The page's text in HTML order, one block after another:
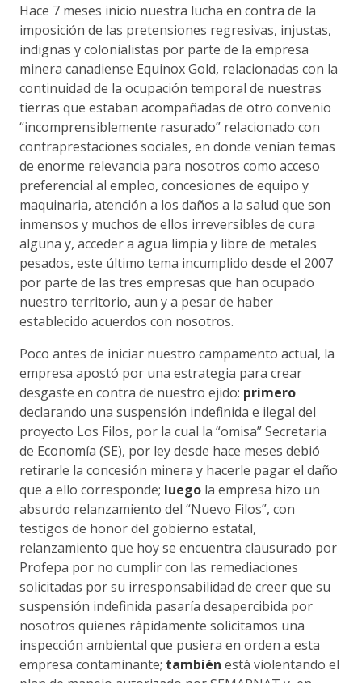
Hace 7 meses inicio nuestra lucha en contra de la
imposición de las pretensiones regresivas, injustas,
indignas y colonialistas por parte de la empresa
minera canadiense Equinox Gold, relacionadas con la
continuidad de la ocupación temporal de nuestras
tierras que estaban acompañadas de otro convenio
“incomprensiblemente rasurado” relacionado con
contraprestaciones sociales, en donde venían temas
de enorme relevancia para nosotros como acceso
preferencial al empleo, concesiones de equipo y
maquinaria, atención a los daños a la salud que son
inmensos y muchos de ellos irreversibles de cura
alguna y, acceder a agua limpia y libre de metales
pesados, este último tema incumplido desde el 2007
por parte de las tres empresas que han ocupado
nuestro territorio, aun y a pesar de haber
establecido acuerdos con nosotros.
Poco antes de iniciar nuestro campamento actual, la
empresa apostó por una estrategia para crear
desgaste en contra de nuestro ejido: primero
declarando una suspensión indefinida e ilegal del
proyecto Los Filos, por la cual la “omisa” Secretaria
de Economía (SE), por ley desde hace meses debió
retirarle la concesión minera y hacerle pagar el daño
que a ello corresponde; luego la empresa hizo un
absurdo relanzamiento del “Nuevo Filos”, con
testigos de honor del gobierno estatal,
relanzamiento que hoy se encuentra clausurado por
Profepa por no cumplir con las remediaciones
solicitadas por su irresponsabilidad de creer que su
suspensión indefinida pasaría desapercibida por
nosotros quienes rápidamente solicitamos una
inspección ambiental que pusiera en orden a esta
empresa contaminante; también está violentando el